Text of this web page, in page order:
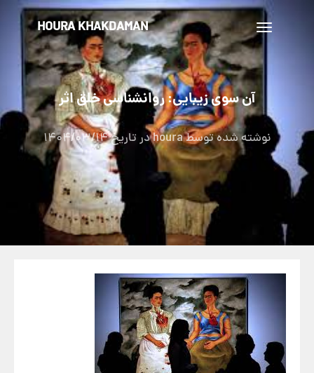
تغییر
ناوبری
HOURA KHAKDAMAN
آن سوی زیبایی: روانشناسی خلق اثر
نوشته شده توسطhouraدر تاریخ1404/03/14